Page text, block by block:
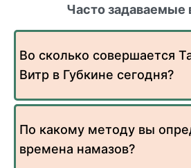
Часто задаваемые
Во сколько совершается
Витр в Губкине сегодня?
По какому методу вы
времена намазов?